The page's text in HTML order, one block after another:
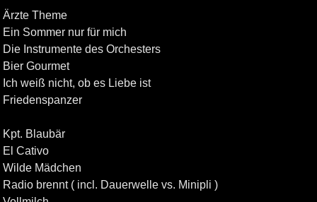
Ärzte Theme
Ein Sommer nur für mich
Die Instrumente des Orchesters
Bier Gourmet
Ich weiß nicht, ob es Liebe ist
Friedenspanzer
Kpt. Blaubär
El Cativo
Wilde Mädchen
Radio brennt ( incl. Dauerwelle vs. Minipli )